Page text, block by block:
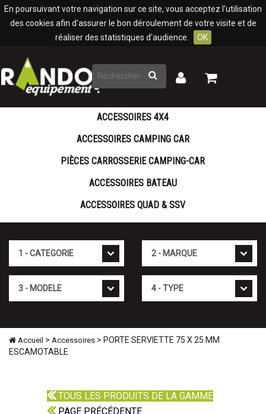
En poursuivant votre navigation sur ce site, vous acceptez l'utilisation
des cookies afin d'assurer le bon déroulement de votre visite et de
réaliser des statistiques d'audience.
OK
Rechercher
Mon
Mon
ACCESSOIRES 4X4
ACCESSOIRES CAMPING CAR
PIÈCES CARROSSERIE CAMPING-CAR
ACCESSOIRES BATEAU
ACCESSOIRES QUAD & SSV
Accueil > Accessoires > PORTE SERVIETTE 75 X 25 MM
ESCAMOTABLE
TOUS LES PRODUITS DE LA GAMME
PAGE PRÉCÉDENTE
Panneau de gestion des cookies